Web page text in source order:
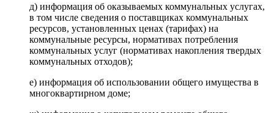
д) информация об оказываемых коммунальных услугах,
в том числе сведения о поставщиках коммунальных
ресурсов, установленных ценах (тарифах) на
коммунальные ресурсы, нормативах потребления
коммунальных услуг (нормативах накопления твердых
коммунальных отходов);
е) информация об использовании общего имущества в
многоквартирном доме;